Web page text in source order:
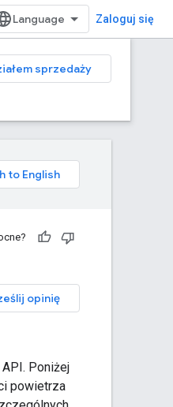
Zaloguj się
sprzedaży
opinię
Poniżej
powietrza